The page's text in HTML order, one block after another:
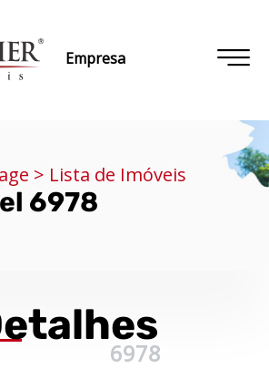
Empresa
> Lista de Imóveis
6978
6978